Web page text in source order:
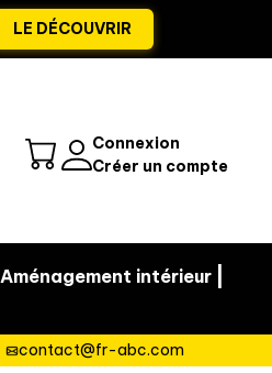
LE DÉCOUVRIR
Connexion
Créer un compte
Aménagement intérieur
contact@fr-abc.com